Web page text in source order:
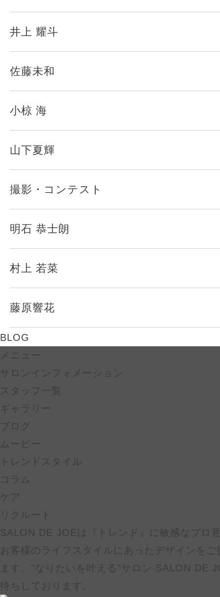
井上 耀斗
佐藤未和
小椋 海
山下夏輝
撮影・コンテスト
明石 恭士朗
村上 若菜
藤原響花
BLOG
メニュー
サロンインフォメーション
スタッフ一覧
ギャラリー
ブログ
ムービー
トレンドスタイル
コラム
ケア
リクルート
SALON DE JOEは『トレンド』に敏感なプロ
お客様のライフスタイルにあったデザインを
ます。"なりたいを叶える"サロン SALON DE
待ちしております。